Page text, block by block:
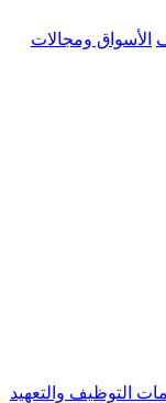
الأسواق ومجالات
التوظيف والتعهيد